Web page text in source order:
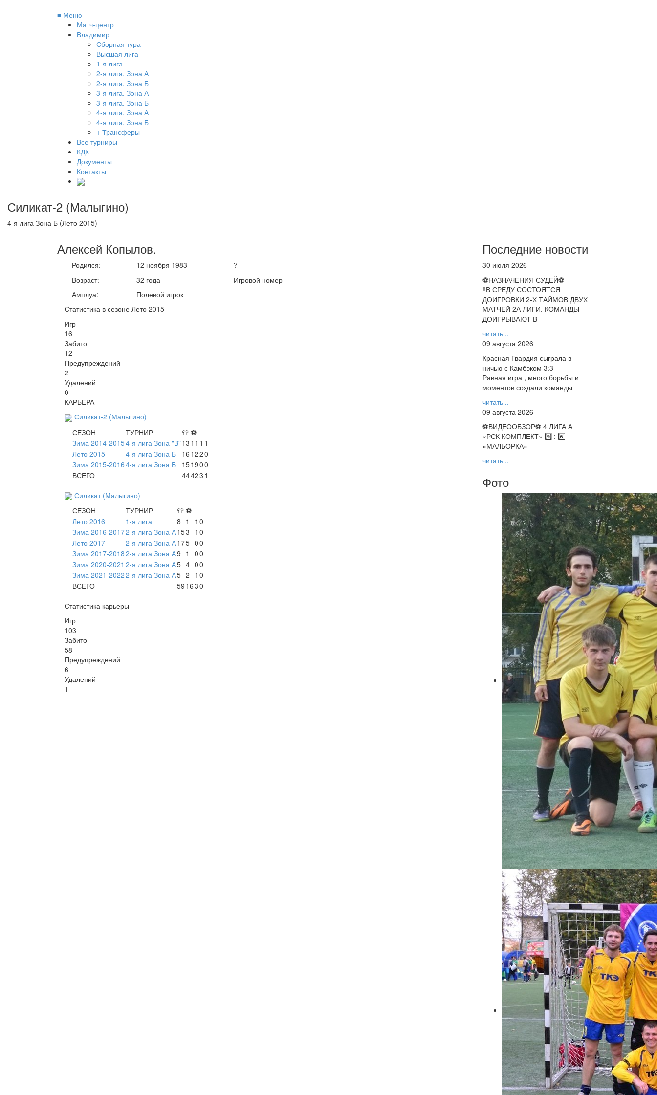
≡ Меню
Матч-центр
Владимир
Сборная тура
Высшая лига
1-я лига
2-я лига. Зона А
2-я лига. Зона Б
3-я лига. Зона А
3-я лига. Зона Б
4-я лига. Зона А
4-я лига. Зона Б
+ Трансферы
Все турниры
КДК
Документы
Контакты
Силикат-2 (Малыгино)
4-я лига Зона Б (Лето 2015)
Алексей Копылов.
Родился:
Возраст:
Амплуа:
12 ноября 1983
32 года
Полевой игрок
?
Игровой номер
Статистика в сезоне Лето 2015
Игр
16
Забито
12
Предупреждений
2
Удалений
0
КАРЬЕРА
Силикат-2 (Малыгино)
СЕЗОН
ТУРНИР 👕 ⚽
Зима 2014-20154-я лига Зона "В"13 11 1 1
Лето 2015
4-я лига Зона Б 16 1220
Зима 2015-20164-я лига Зона В 151900
ВСЕГО
44423 1
Силикат (Малыгино)
СЕЗОН
ТУРНИР 👕 ⚽
Лето 2016
1-я лига 8 1 1 0
Зима 2016-20172-я лига Зона А153 1 0
Лето 2017
2-я лига Зона А175 00
Зима 2017-20182-я лига Зона А9 1 00
Зима 2020-2021 2-я лига Зона А5 4 00
Зима 2021-20222-я лига Зона А5 2 1 0
ВСЕГО
59 1630
Статистика карьеры
Игр
103
Забито
58
Предупреждений
6
Удалений
1
Последние новости
30 июля 2026
⚽НАЗНАЧЕНИЯ СУДЕЙ⚽
‼В СРЕДУ СОСТОЯТСЯ
ДОИГРОВКИ 2-Х ТАЙМОВ ДВУХ
МАТЧЕЙ 2А ЛИГИ. КОМАНДЫ
ДОИГРЫВАЮТ В
читать...
09 августа 2026
Красная Гвардия сыграла в
ничью с Камбэком 3:3
Равная игра , много борьбы и
моментов создали команды
читать...
09 августа 2026
⚽️ВИДЕООБЗОР⚽️ 4 ЛИГА А
«РСК КОМПЛЕКТ» 9️⃣ : 6️⃣
«МАЛЬОРКА»
читать...
Фото